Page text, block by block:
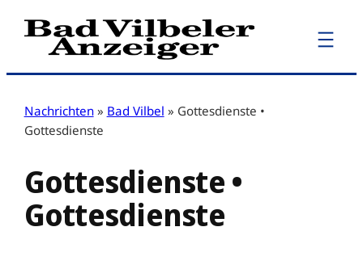
Zum
Inhalt
Nachrichten » Bad Vilbel » Gottesdienste •
Gottesdienste
Gottesdienste •
Gottesdienste